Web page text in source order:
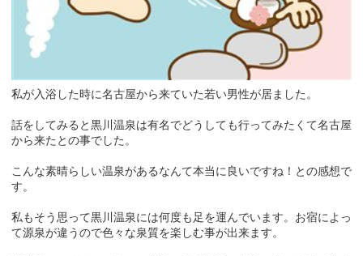
私が入浴した時に名古屋から来ていた若い男性が居ました。
話をしてみると黒川温泉は有名でどうしても行ってみたくて名古屋
から来たとの事でした。
こんな素晴らしい温泉があるなんて本当に良いですね！との感想で
す。
私もそう思って黒川温泉には何度も足を運んでいます。お宿によっ
て源泉が違うので色々な泉質を楽しむ事が出来ます。